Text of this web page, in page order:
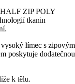
ZIP POLY
tkanin
límec s zipovým
poskytuje dodatečnou
k tělu.